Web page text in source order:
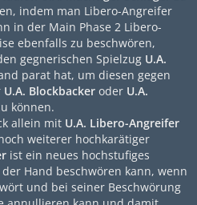
indem man Libero-Angreifer
in der Main Phase 2 Libero-
ebenfalls zu beschwören,
gegnerischen Spielzug U.A.
parat hat, um diesen gegen
U.A. Blockbacker oder U.A.
können.
allein mit U.A. Libero-Angreifer
weiterer hochkarätiger
ist ein neues hochstufiges
Hand beschwören kann, wenn
und bei seiner Beschwörung